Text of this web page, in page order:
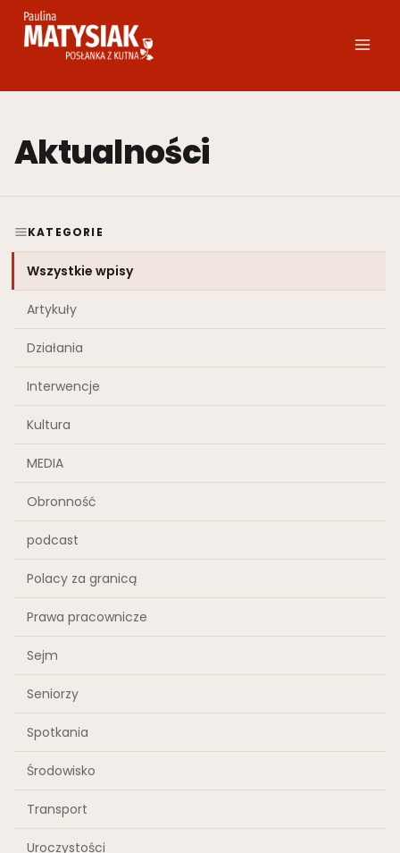
Przejdź
Aktualności
KATEGORIE
Wszystkie wpisy
Artykuły
Działania
Interwencje
Kultura
MEDIA
Obronność
podcast
Polacy za granicą
Prawa pracownicze
Sejm
Seniorzy
Spotkania
Środowisko
Transport
Uroczystości